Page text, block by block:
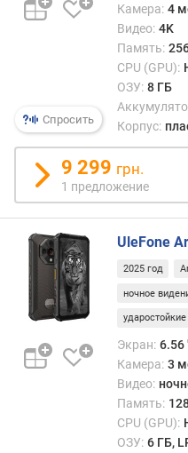
п
п
е
и
к
а
ц
я
п
а
м
Спросить
Камера: 4
Видео: 4K
Память:
CPU (GPU):
ОЗУ: 8 ГБ
Корпус:
9 299 грн.
1 предложение
UleFone
2025 год
ночное
ударостойкие
Экран: 6.56
Камера: 3
Видео:
Память:
CPU (GPU):
ОЗУ: 6 ГБ,